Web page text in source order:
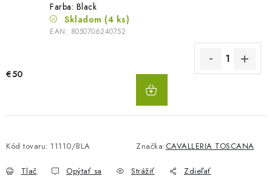
Farba: Black
Skladom (4 ks)
EAN: 8050706240752
€50
Kód tovaru: 11110/BLA Značka:CAVALLERIA TOSCANA
Tlač Opýtať sa Strážiť Zdieľať